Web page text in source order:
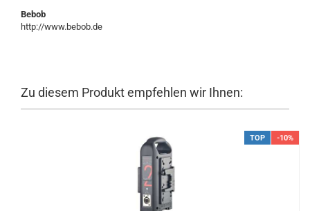
Bebob
http://www.bebob.de
Zu diesem Produkt empfehlen wir Ihnen:
TOP -10%